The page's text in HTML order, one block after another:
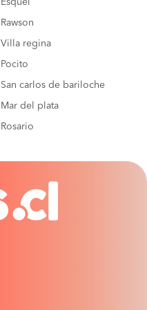
Rawson
Villa regina
Pocito
San carlos de bariloche
Mar del plata
Rosario